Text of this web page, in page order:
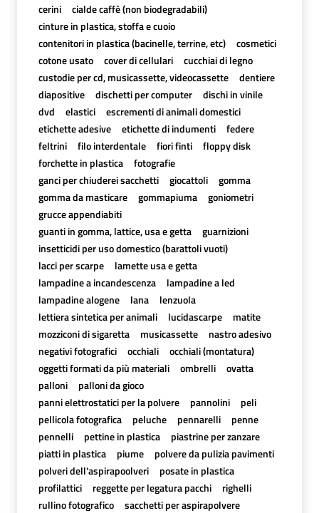
cerini
cialde caffè (non biodegradabili)
cinture in plastica, stoffa e cuoio
contenitori in plastica (bacinelle, terrine, etc)
cosmetici
cotone usato
cover di cellulari
cucchiai di legno
custodie per cd, musicassette, videocassette
dentiere
diapositive
dischetti per computer
dischi in vinile
dvd
elastici
escrementi di animali domestici
etichette adesive
etichette di indumenti
federe
feltrini
filo interdentale fiori finti
floppy disk
forchette in plastica
fotografie
ganci per chiuderei sacchetti
giocattoli
gomma
gomma da masticare
gommapiuma
goniometri
grucce appendiabiti
guanti in gomma, lattice, usa e getta
guarnizioni
insetticidi per uso domestico (barattoli vuoti)
lacci per scarpe
lamette usa e getta
lampadine a incandescenza
lampadine a led
lampadine alogene
lana
lenzuola
lettiera sintetica per animali
lucidascarpe
matite
mozziconi di sigaretta
musicassette
nastro adesivo
negativi fotografici
occhiali
occhiali (montatura)
oggetti formati da più materiali
ombrelli
ovatta
palloni
palloni da gioco
panni elettrostatici per la polvere
pannolini
peli
pellicola fotografica
peluche pennarelli
penne
pennelli
pettine in plastica
piastrine per zanzare
piatti in plastica
piume
polvere da pulizia pavimenti
polveri dell'aspirapoolveri
posate in plastica
profilattici
reggette per legatura pacchi
righelli
rullino fotografico
sacchetti per aspirapolvere